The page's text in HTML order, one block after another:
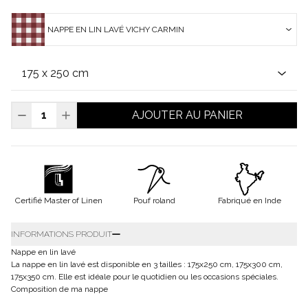
NAPPE EN LIN LAVÉ VICHY CARMIN
AJOUTER AU PANIER
Certifié Master of Linen Pouf roland Fabriqué en Inde
INFORMATIONS PRODUIT
Nappe en lin lavé
La nappe en lin lavé est disponible en 3 tailles : 175x250 cm, 175x300 cm,
175x350 cm. Elle est idéale pour le quotidien ou les occasions spéciales.
Composition de ma nappe